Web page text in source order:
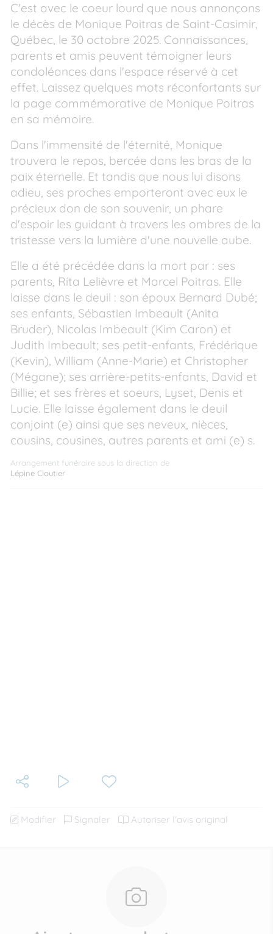
C'est avec le coeur lourd que nous annonçons
le décès de Monique Poitras de Saint-Casimir,
Québec, le 30 octobre 2025. Connaissances,
parents et amis peuvent témoigner leurs
condoléances dans l'espace réservé à cet
effet. Laissez quelques mots réconfortants sur
la page commémorative de Monique Poitras
en sa mémoire.
Dans l'immensité de l'éternité, Monique
trouvera le repos, bercée dans les bras de la
paix éternelle. Et tandis que nous lui disons
adieu, ses proches emporteront avec eux le
précieux don de son souvenir, un phare
d'espoir les guidant à travers les ombres de la
tristesse vers la lumière d'une nouvelle aube.
Elle a été précédée dans la mort par : ses
parents, Rita Lelièvre et Marcel Poitras. Elle
laisse dans le deuil : son époux Bernard Dubé;
ses enfants, Sébastien Imbeault (Anita
Bruder), Nicolas Imbeault (Kim Caron) et
Judith Imbeault; ses petit-enfants, Frédérique
(Kevin), William (Anne-Marie) et Christopher
(Mégane); ses arrière-petits-enfants, David et
Billie; et ses frères et soeurs, Lyset, Denis et
Lucie. Elle laisse également dans le deuil
conjoint (e) ainsi que ses neveux, nièces,
cousins, cousines, autres parents et ami (e) s.
Arrangement funéraire sous la direction de
Lépine Cloutier
Modifier Signaler Autoriser l'avis original